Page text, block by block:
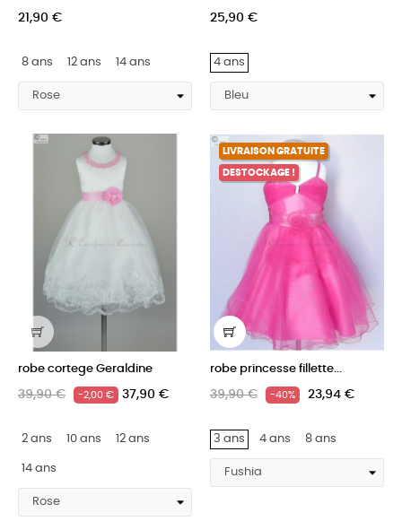
21,90 €
8 ans 12 ans 14 ans
25,90 €
4 ans
robe cortege Geraldine
39,90 € -2,00 € 37,90 €
2 ans 10 ans 12 ans
14 ans
LIVRAISON GRATUITE
DESTOCKAGE !
robe princesse fillette...
39,90 € -40% 23,94 €
3 ans 4 ans 8 ans